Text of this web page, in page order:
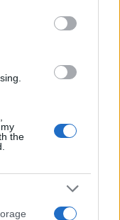
the
y comisiones